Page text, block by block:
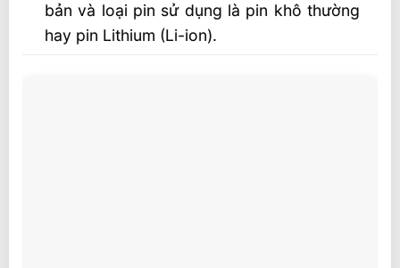
bản và loại pin sử dụng là pin khô thường
hay pin Lithium (Li-ion).